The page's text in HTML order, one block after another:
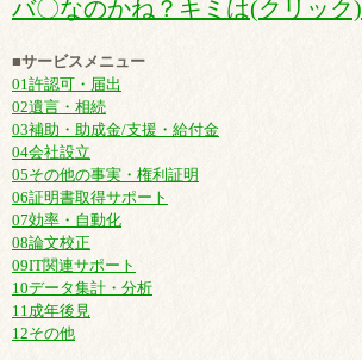
バ〇なのかね？キミは(クリック)
■サービスメニュー
01許認可・届出
02遺言・相続
03補助・助成金/支援・給付金
04会社設立
05その他の事実・権利証明
06証明書取得サポート
07効率・自動化
08論文校正
09IT関連サポート
10データ集計・分析
11成年後見
12その他